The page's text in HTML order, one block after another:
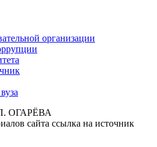
организации
ОГАРЁВА
сайта ссылка на источник